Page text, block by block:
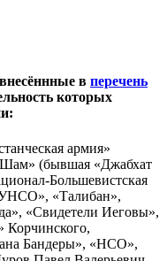
в перечень
которых
армия»
(бывшая «Джабхат
Большевистская
«Талибан»,
«Свидетели Иеговы»,
Корчинского,
Бандеры», «НСО»,